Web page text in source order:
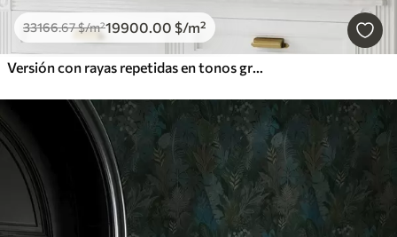
33166.67$/m²19900.00 $/m²
Versión con rayas repetidas en tonos grises y azules